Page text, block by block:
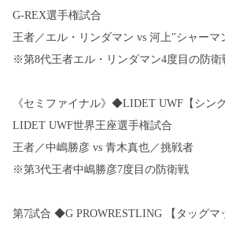
G-REX選手権試合
王者／エル・リンダマン vs 河上"シャー
※第8代王者エル・リンダマン4度目の防衛
《セミファイナル》◆LIDET UWF【シン
LIDET UWF世界王座選手権試合
王者／中嶋勝彦 vs 青木真也／挑戦者
※第3代王者中嶋勝彦7度目の防衛戦
第7試合 ◆G PROWRESTLING 【タッグマ